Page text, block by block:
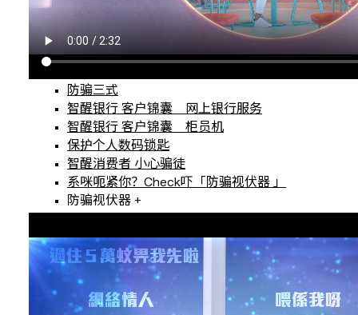
防骗三式
智醒银行 客户锦囊 网上银行服务
智醒银行 客户锦囊 柜员机
保护个人数码锁匙
智醒消费者 小心骗徒
系咪呃紧你？Check吓「防骗视伏器 」
防骗视伏器 +